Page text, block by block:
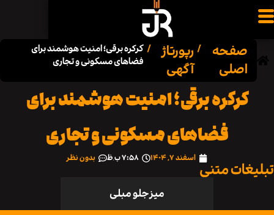
/ رپورتاژ
آگهی
/ کرکره برقی؛ امنیت هوشمند برای
فضاهای مسکونی و تجاری
برقی؛ امنیت هوشمند برای
فضاهای مسکونی و تجاری
اسفند ۷, ۱۴۰۴ ۷:۵۸ ب٫ظ بدون نظر
متنی
میز جلو مبلی